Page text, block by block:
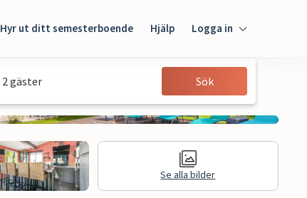
Hyr ut ditt semesterboende Hjälp Logga in
Gäst
2 gäster Sök
Se alla bilder